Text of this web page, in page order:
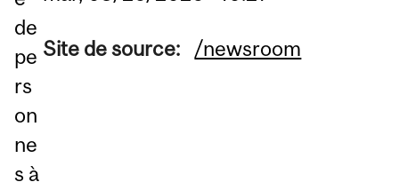
de
pe
rs
on
ne
s à
Site de source: /newsroom